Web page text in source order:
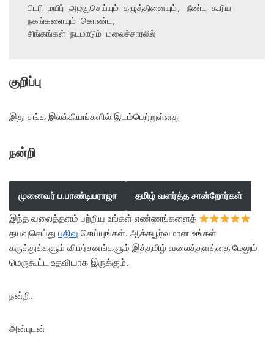
பிடரி மயிர் அழகுசெய்யும் கழுத்தினையும், நீண்ட கூரிய
நகங்களையும் கொண்ட,
சிங்கங்கள் நடமாடும் மலைச்சாரலில்
குறிப்பு
இது சங்க இலக்கியங்களில் இடம்பெற்றுள்ளது
நன்றி
முனைவர் ப.பாண்டியராஜா தமிழ் வளர்த்த சான்றோர்கள்
இந்த வலைத்தளம் பற்றிய உங்கள் எண்ணங்களைத்
தயவுசெய்து பதிவு செய்யுங்கள். ஆக்கபூர்வமான உங்கள்
கருத்துக்களும் விமர்சனங்களும் இத்தமிழ் வலைத்தளத்தை மேலும்
மெருகூட்ட உதவியாக இருக்கும்.
நன்றி.
அன்புடன்